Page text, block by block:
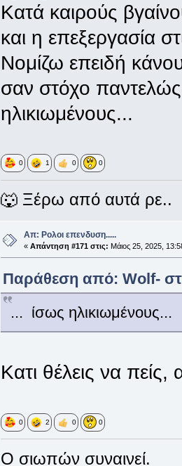
Κατά καιρούς
και η επεξεργασία
Νομίζω επειδή
σαν στόχο
ηλικιωμένους...
0 1 0 0
🐺 Ξέρω από αυτά ρε..
Απ: Ρολοι επενδυση.....
« Απάντηση #171 στις: Μάιος 25, 2025,
Παράθεση από: Wolf-
... ίσως ηλικιωμένους...
Κατι θέλεις να
0 2 0 0
Ο σιωπών συναινεί.